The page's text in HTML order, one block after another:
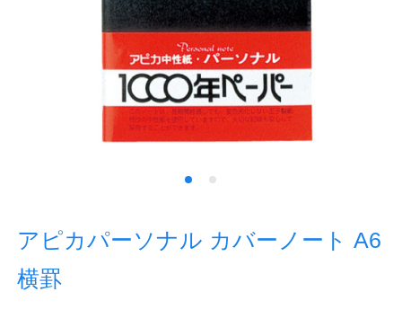
ノートの豆知識
探求・自主学習のすすめ
工場フォトツアー
企業情報
アピカパーソナル カバーノート A6
横罫